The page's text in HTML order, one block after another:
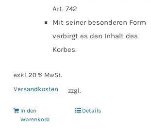
Art. 742
Mit seiner besonderen Form
verbirgt es den Inhalt des
Korbes.
exkl. 20 % MwSt.
zzgl.
Versandkosten
In den
Warenkorb
Details